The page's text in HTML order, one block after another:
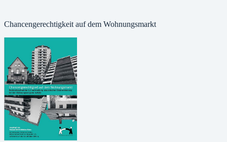
Chancengerechtigkeit auf dem Wohnungsmarkt